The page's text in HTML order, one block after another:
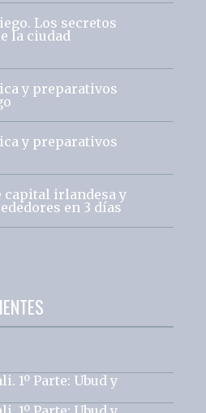
Los secretos
la ciudad
y preparativos
y preparativos
capital irlandesa y
en 3 días
1º Parte: Ubud y